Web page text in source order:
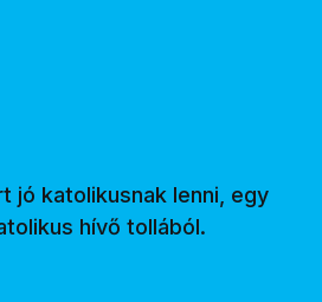
jó katolikusnak lenni, egy
hívő tollából.